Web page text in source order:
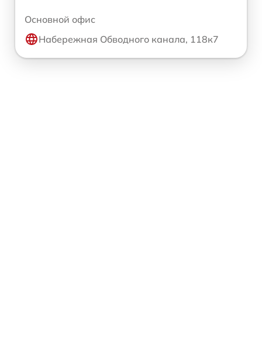
Основной офис
Набережная Обводного канала, 118к7